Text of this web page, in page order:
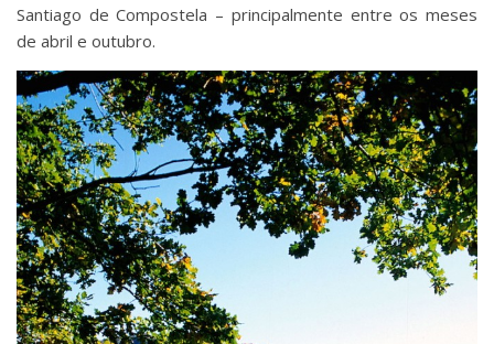
Santiago de Compostela – principalmente entre os meses
de abril e outubro.